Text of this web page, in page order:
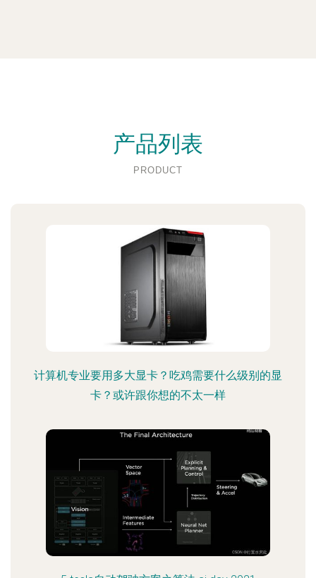
产品列表
PRODUCT
计算机专业要用多大显卡？吃鸡需要什么级别的显
卡？或许跟你想的不太一样